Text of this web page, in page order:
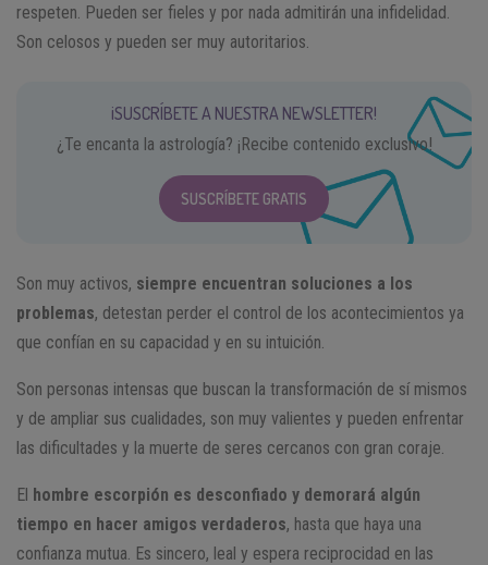
respeten. Pueden ser fieles y por nada admitirán una infidelidad.
Son celosos y pueden ser muy autoritarios.
¡SUSCRÍBETE A NUESTRA NEWSLETTER!
¿Te encanta la astrología? ¡Recibe contenido exclusivo!
SUSCRÍBETE GRATIS
Son muy activos, siempre encuentran soluciones a los
problemas, detestan perder el control de los acontecimientos ya
que confían en su capacidad y en su intuición.
Son personas intensas que buscan la transformación de sí mismos
y de ampliar sus cualidades, son muy valientes y pueden enfrentar
las dificultades y la muerte de seres cercanos con gran coraje.
El hombre escorpión es desconfiado y demorará algún
tiempo en hacer amigos verdaderos, hasta que haya una
confianza mutua. Es sincero, leal y espera reciprocidad en las